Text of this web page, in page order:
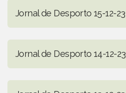
Jornal de Desporto 15-12-23
Jornal de Desporto 14-12-23